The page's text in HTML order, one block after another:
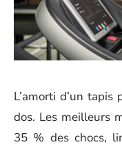
L’amorti d’un
dos. Les meilleurs
35 % des chocs,